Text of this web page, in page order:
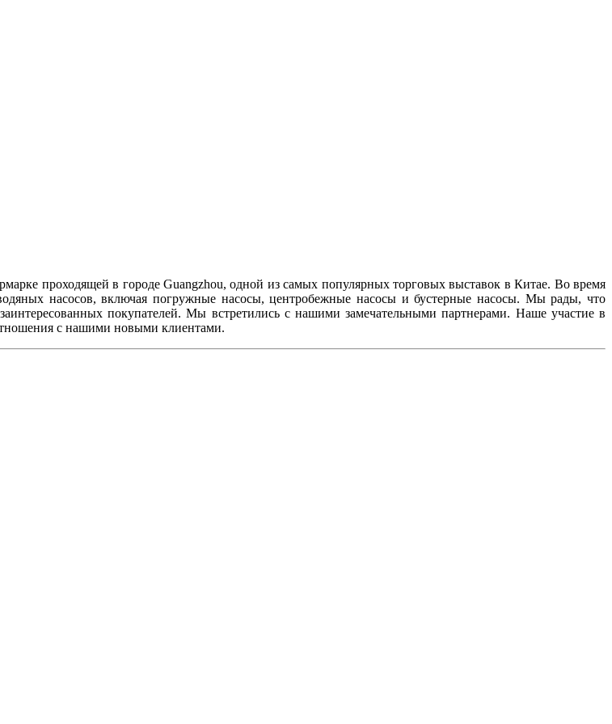
проходящей в городе Guangzhou, одной из самых популярных торговых выставок в Китае. Во время
насосов, включая погружные насосы, центробежные насосы и бустерные насосы. Мы рады, что
покупателей. Мы встретились с нашими замечательными партнерами. Наше участие в
с нашими новыми клиентами.